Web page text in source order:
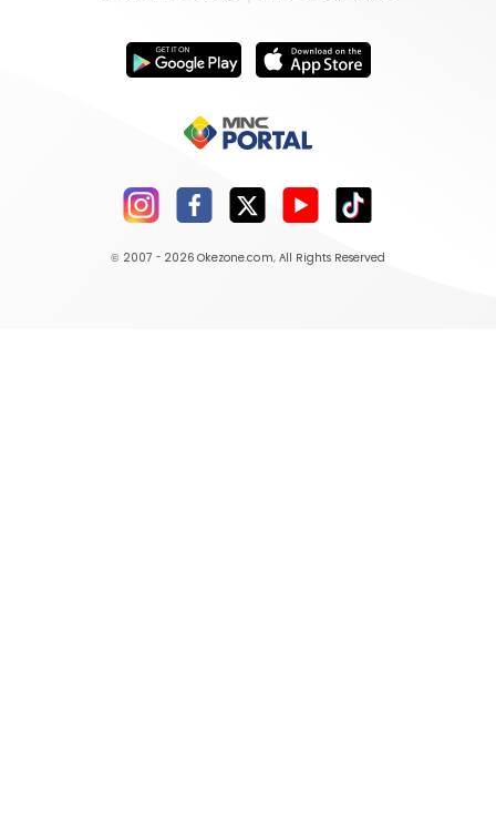
© 2007 - 2026 Okezone.com, All Rights Reserved